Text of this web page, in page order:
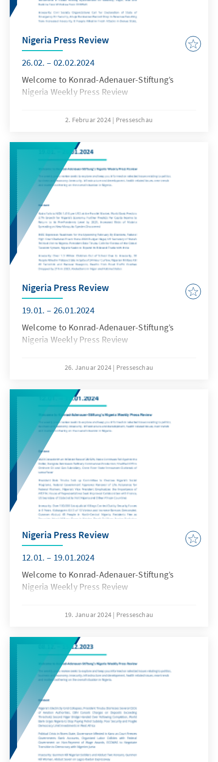
Nigeria Press Review
26.02. – 02.02.2024
Welcome to Konrad-Adenauer-Stiftung’s
Nigeria Weekly Press Review
2. Februar 2024 Presseschau
Nigeria Press Review
19.01. – 26.01.2024
Welcome to Konrad-Adenauer-Stiftung’s
Nigeria Weekly Press Review
26. Januar 2024 Presseschau
Nigeria Press Review
12.01. – 19.01.2024
Welcome to Konrad-Adenauer-Stiftung’s
Nigeria Weekly Press Review
19. Januar 2024 Presseschau